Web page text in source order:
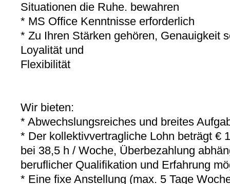
Situationen die Ruhe. bewahren
* MS Office Kenntnisse erforderlich
* Zu Ihren Stärken gehören, Genauigkeit
Loyalität und
Flexibilität
Wir bieten:
* Abwechslungsreiches und breites
* Der kollektivvertragliche Lohn beträgt €
bei 38,5 h / Woche, Überbezahlung
beruflicher Qualifikation und Erfahrung
* Eine fixe Anstellung (max. 5 Tage